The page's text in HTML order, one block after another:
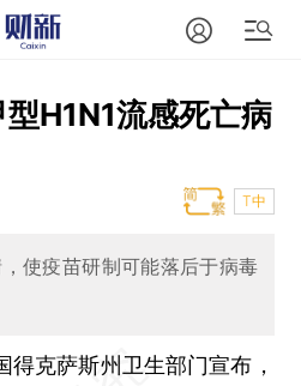
H1N1流感死亡病
T中
使疫苗研制可能落后于病毒
得克萨斯州卫生部门宣布，